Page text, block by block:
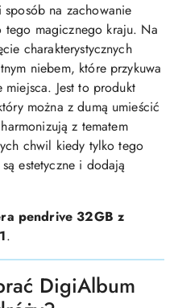
na zachowanie
magicznego kraju. Na
charakterystycznych
niebem, które przykuwa
Jest to produkt
można z dumą umieścić
z tematem
chwil kiedy tylko tego
estetyczne i dodają
pendrive 32GB z
.
DigiAlbum